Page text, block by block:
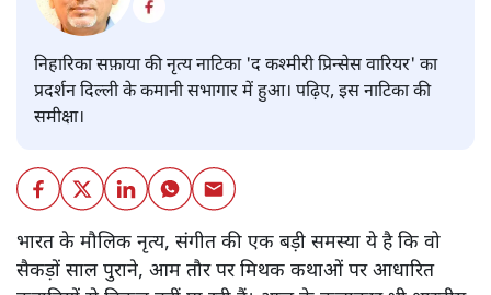
निहारिका सफ़ाया की नृत्य नाटिका 'द कश्मीरी प्रिन्सेस वारियर' का
प्रदर्शन दिल्ली के कमानी सभागार में हुआ। पढ़िए, इस नाटिका की
समीक्षा।
भारत के मौलिक नृत्य, संगीत की एक बड़ी समस्या ये है कि वो
सैकड़ों साल पुराने, आम तौर पर मिथक कथाओं पर आधारित